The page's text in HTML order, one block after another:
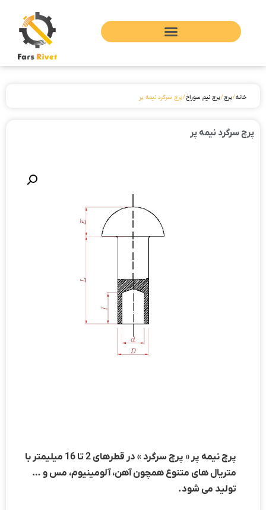
خانه/پرچ/پرچ نیم سوراخ/ پرچ سرگرد نیمه پر
پرچ سرگرد نیمه پر
پرچ نیمه پر « پرچ سرگرد » در قطرهای 2 تا 16 میلیمتر با
متریال های متنوع همچون آهن، آلومینیوم، مس و …
تولید می شود.